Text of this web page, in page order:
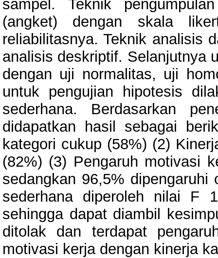
sampel. Teknik
(angket) dengan skala
reliabilitasnya. Teknik analisis
analisis deskriptif. Selanjutnya
dengan uji normalitas, uji
untuk pengujian hipotesis
sederhana. Berdasarkan
didapatkan hasil sebagai
kategori cukup (58%) (2)
(82%) (3) Pengaruh motivasi
sedangkan 96,5%
sederhana diperoleh nilai F
sehingga dapat diambil
ditolak dan terdapat
motivasi kerja dengan kinerja